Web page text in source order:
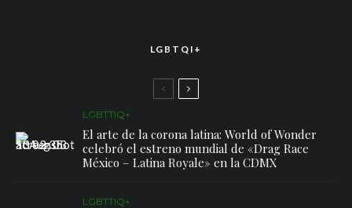
LGBTQI+
LGBTTIQ+
El arte de la corona latina: World of Wonder
celebró el estreno mundial de «Drag Race
México – Latina Royale» en la CDMX
LGBTTIQ+